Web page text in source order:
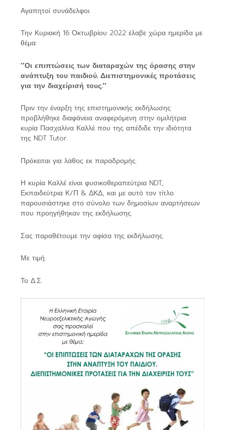
Αγαπητοί συνάδελφοι.
Την Κυριακή 16 Οκτωβρίου 2022 έλαβε χώρα ημερίδα με
θέμα:
‘’Οι επιπτώσεις των διαταραχών της όρασης στην
ανάπτυξη του παιδιού. Διεπιστημονικές προτάσεις
για την διαχείρισή τους.’’
Πριν την έναρξη της επιστημονικής εκδήλωσης
προβλήθηκε διαφάνεια αναφερόμενη στην ομιλήτρια
κυρία Πασχαλίνα Καλλέ που της απέδιδε την ιδιότητα
της NDT Tutor.
Πρόκειται για λάθος εκ παραδρομής.
Η κυρία Καλλέ είναι φυσικοθεραπεύτρια NDT,
Εκπαιδεύτρια Κ/Π & ΔΚΔ, και με αυτό τον τίτλο
παρουσιάστηκε στο σύνολο των δημοσίων αναρτήσεων
που προηγήθηκαν της εκδήλωσης.
Σας παραθέτουμε την αφίσα της εκδήλωσης.
Με τιμή
Το Δ.Σ.